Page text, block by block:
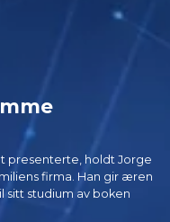
presenterte, holdt Jorge
firma. Han gir æren
sitt studium av boken